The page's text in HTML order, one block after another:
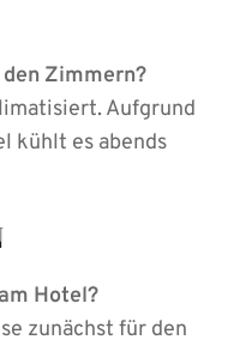
Zimmern?
Aufgrund
kühlt es abends
Hotel?
zunächst für den